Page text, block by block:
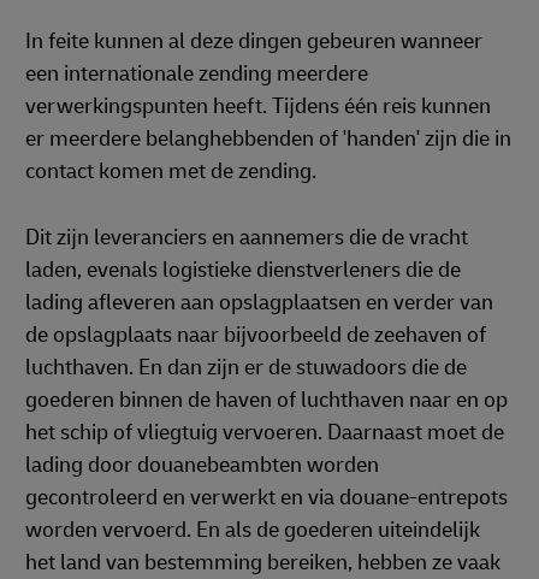
In feite kunnen al deze dingen gebeuren wanneer
een internationale zending meerdere
verwerkingspunten heeft. Tijdens één reis kunnen
er meerdere belanghebbenden of 'handen' zijn die in
contact komen met de zending.
Dit zijn leveranciers en aannemers die de vracht
laden, evenals logistieke dienstverleners die de
lading afleveren aan opslagplaatsen en verder van
de opslagplaats naar bijvoorbeeld de zeehaven of
luchthaven. En dan zijn er de stuwadoors die de
goederen binnen de haven of luchthaven naar en op
het schip of vliegtuig vervoeren. Daarnaast moet de
lading door douanebeambten worden
gecontroleerd en verwerkt en via douane-entrepots
worden vervoerd. En als de goederen uiteindelijk
het land van bestemming bereiken, hebben ze vaak